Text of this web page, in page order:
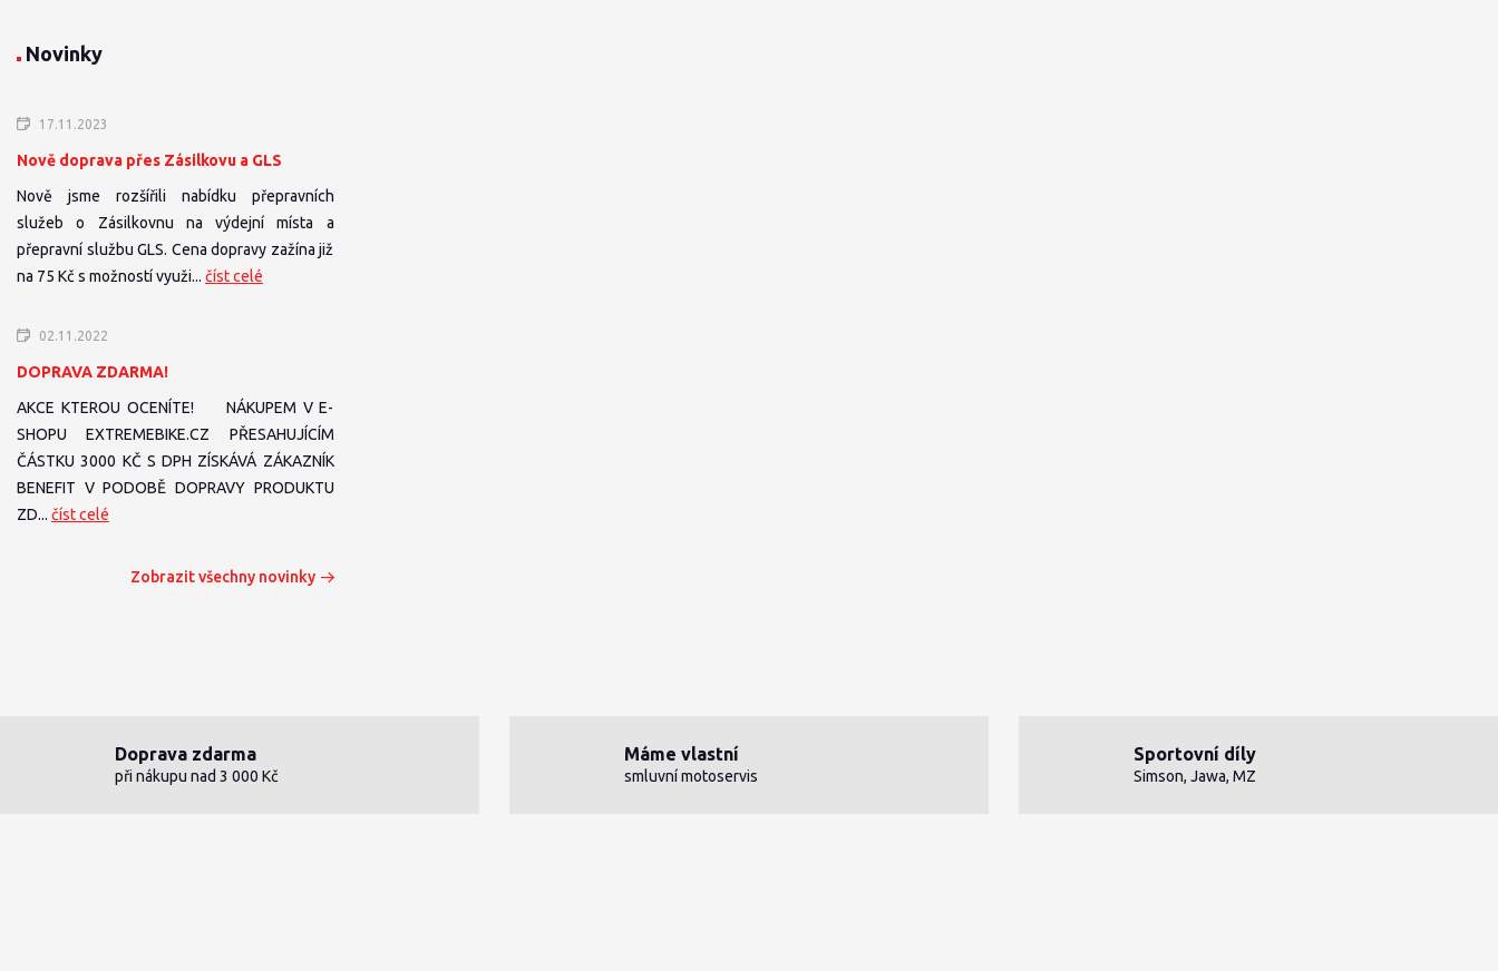
Novinky
17.11.2023
Nově doprava přes Zásilkovu a GLS
Nově jsme rozšířili nabídku přepravních
služeb o Zásilkovnu na výdejní místa a
přepravní službu GLS. Cena dopravy zažína již
na 75 Kč s možností využi... číst celé
02.11.2022
DOPRAVA ZDARMA!
AKCE KTEROU OCENÍTE! NÁKUPEM V E-
SHOPU EXTREMEBIKE.CZ PŘESAHUJÍCÍM
ČÁSTKU 3000 KČ S DPH ZÍSKÁVÁ ZÁKAZNÍK
BENEFIT V PODOBĚ DOPRAVY PRODUKTU
ZD... číst celé
Zobrazit všechny novinky
Doprava zdarma
při nákupu nad 3 000 Kč
Máme vlastní
smluvní motoservis
Sportovní díly
Simson, Jawa, MZ